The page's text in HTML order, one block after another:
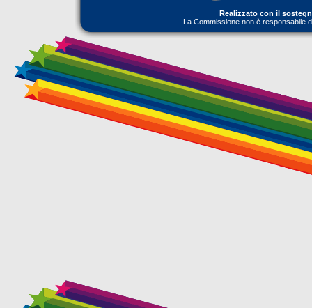
Realizzato con il
La Commissione non è responsabile